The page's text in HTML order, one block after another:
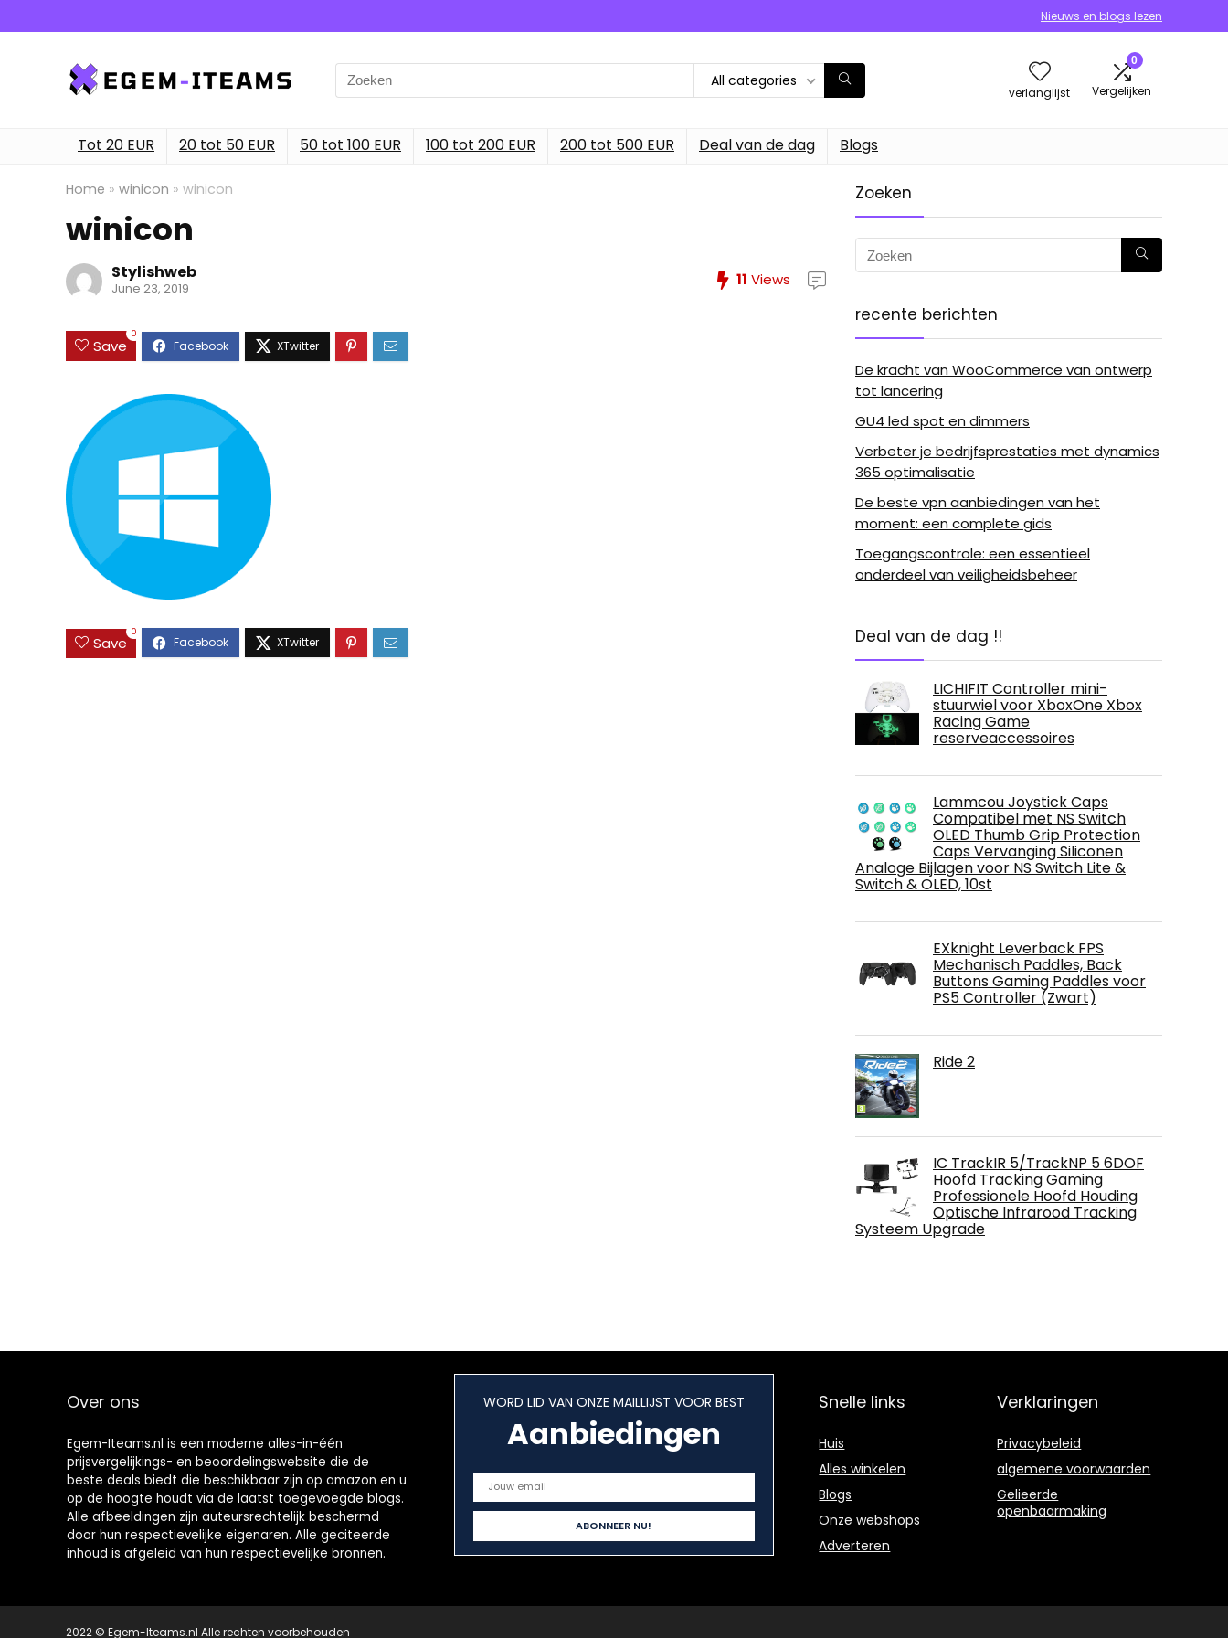
Nieuws en blogs lezen
Search
for:
All categories
verlanglijst
0
Vergelijken
Tot 20 EUR 20 tot 50 EUR 50 tot 100 EUR 100 tot 200 EUR 200 tot 500 EUR Deal van de dag Blogs
Home » winicon » winicon
winicon
Stylishweb
June 23, 2019 11 Views
Save
0
Save
0
Zoeken
recente berichten
De kracht van WooCommerce van ontwerp
tot lancering
GU4 led spot en dimmers
Verbeter je bedrijfsprestaties met dynamics
365 optimalisatie
De beste vpn aanbiedingen van het
moment: een complete gids
Toegangscontrole: een essentieel
onderdeel van veiligheidsbeheer
Deal van de dag !!
LICHIFIT Controller mini-
stuurwiel voor XboxOne Xbox
Racing Game
reserveaccessoires
Lammcou Joystick Caps
Compatibel met NS Switch
OLED Thumb Grip Protection
Caps Vervanging Siliconen
Analoge Bijlagen voor NS Switch Lite &
Switch & OLED, 10st
EXknight Leverback FPS
Mechanisch Paddles, Back
Buttons Gaming Paddles voor
PS5 Controller (Zwart)
Ride 2
IC TrackIR 5/TrackNP 5 6DOF
Hoofd Tracking Gaming
Professionele Hoofd Houding
Optische Infrarood Tracking
Systeem Upgrade
Over ons
Egem-Iteams.nl is een moderne alles-in-één
prijsvergelijkings- en beoordelingswebsite die de
beste deals biedt die beschikbaar zijn op amazon en u
op de hoogte houdt via de laatst toegevoegde blogs.
Alle afbeeldingen zijn auteursrechtelijk beschermd
door hun respectievelijke eigenaren. Alle geciteerde
inhoud is afgeleid van hun respectievelijke bronnen.
WORD LID VAN ONZE MAILLIJST VOOR BEST
Aanbiedingen
Snelle links
Huis
Alles winkelen
Blogs
Onze webshops
Adverteren
Verklaringen
Privacybeleid
algemene voorwaarden
Gelieerde
openbaarmaking
2022 © Egem-Iteams.nl Alle rechten voorbehouden